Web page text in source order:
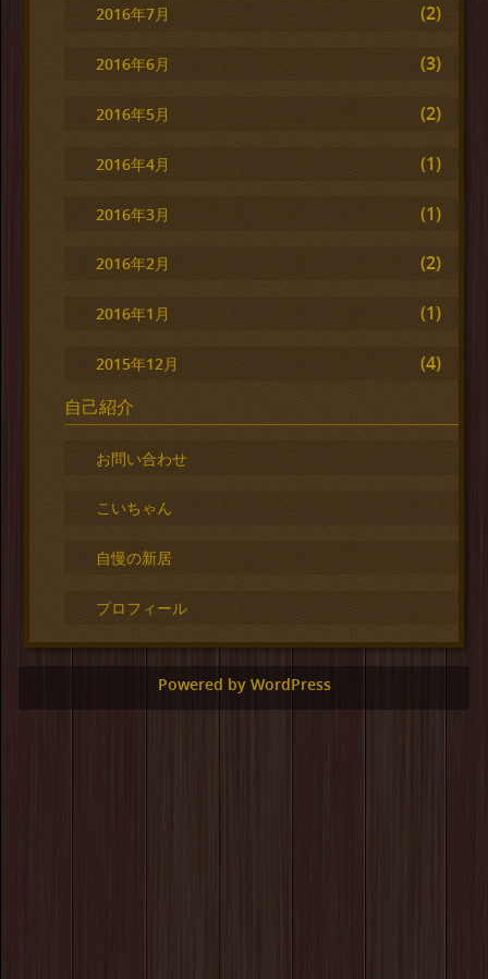
2016年7月 (2)
2016年6月 (3)
2016年5月 (2)
2016年4月 (1)
2016年3月 (1)
2016年2月 (2)
2016年1月 (1)
2015年12月
(4)
自己紹介
お問い合わせ
こいちゃん
自慢の新居
プロフィール
Powered by WordPress